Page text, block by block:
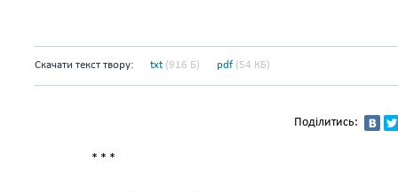
Скачати текст твору: txt (916 Б) pdf (54 КБ)
Поділитись:
* * *